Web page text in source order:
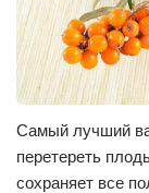
Самый лучший
перетереть
сохраняет все